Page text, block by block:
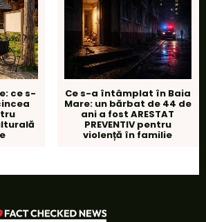
ce s- Ce s-a întâmplat în Baia
Mare: un bărbat de 44 de
ani a fost ARESTAT
PREVENTIV pentru
violență în familie